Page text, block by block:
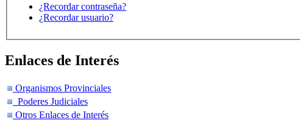
¿Recordar contraseña?
¿Recordar usuario?
Enlaces de Interés
Organismos Provinciales
Poderes Judiciales
Otros Enlaces de Interés